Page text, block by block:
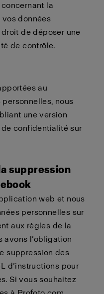
la
données
de déposer une
de contrôle.
au
nous
une version
confidentialité sur
suppression
web et nous
personnelles sur
aux règles de la
avons l’obligation
suppression des
d’instructions pour
Si vous souhaitez